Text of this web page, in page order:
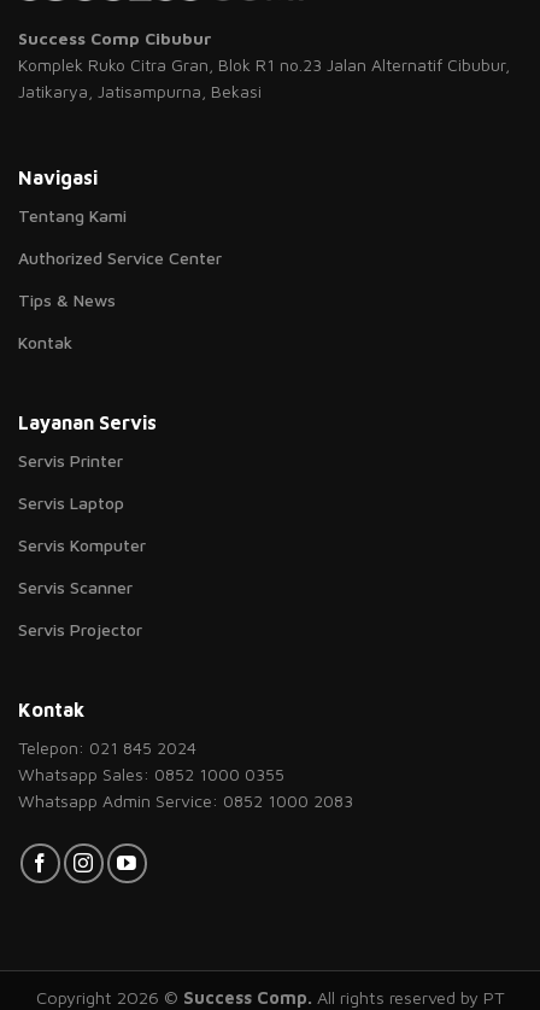
Success Comp Cibubur
Komplek Ruko Citra Gran, Blok R1 no.23 Jalan Alternatif Cibubur,
Jatikarya, Jatisampurna, Bekasi
Navigasi
Tentang Kami
Authorized Service Center
Tips & News
Kontak
Layanan Servis
Servis Printer
Servis Laptop
Servis Komputer
Servis Scanner
Servis Projector
Kontak
Telepon: 021 845 2024
Whatsapp Sales: 0852 1000 0355
Whatsapp Admin Service: 0852 1000 2083
Copyright 2026 © Success Comp. All rights reserved by PT